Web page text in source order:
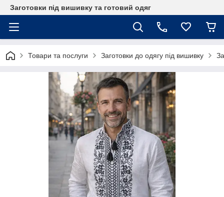
Заготовки під вишивку та готовий одяг
Товари та послуги Заготовки до одягу під вишивку